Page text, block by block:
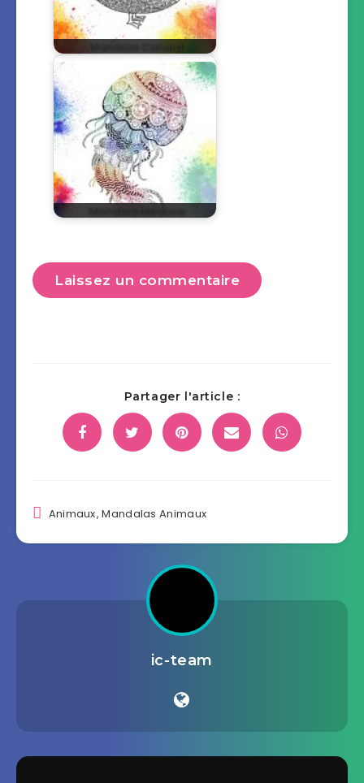
Mandala Canard
Laissez un commentaire
Partager l'article :
Animaux,Mandalas Animaux
ic-team